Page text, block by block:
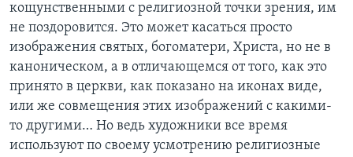
кощунственными с религиозной точки зрения, им
не поздоровится. Это может касаться просто
изображения святых, богоматери, Христа, но не в
каноническом, а в отличающемся от того, как это
принято в церкви, как показано на иконах виде,
или же совмещения этих изображений с какими-
то другими… Но ведь художники все время
используют по своему усмотрению религиозные